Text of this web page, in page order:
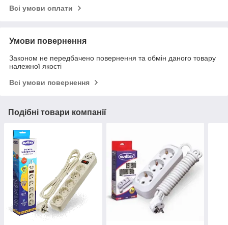
Всі умови оплати
Умови повернення
Законом не передбачено повернення та обмін даного товару
належної якості
Всі умови повернення
Подібні товари компанії